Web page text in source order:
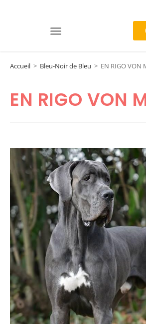
Accueil > Bleu-Noir de Bleu > EN RIGO VON
EN RIGO VON